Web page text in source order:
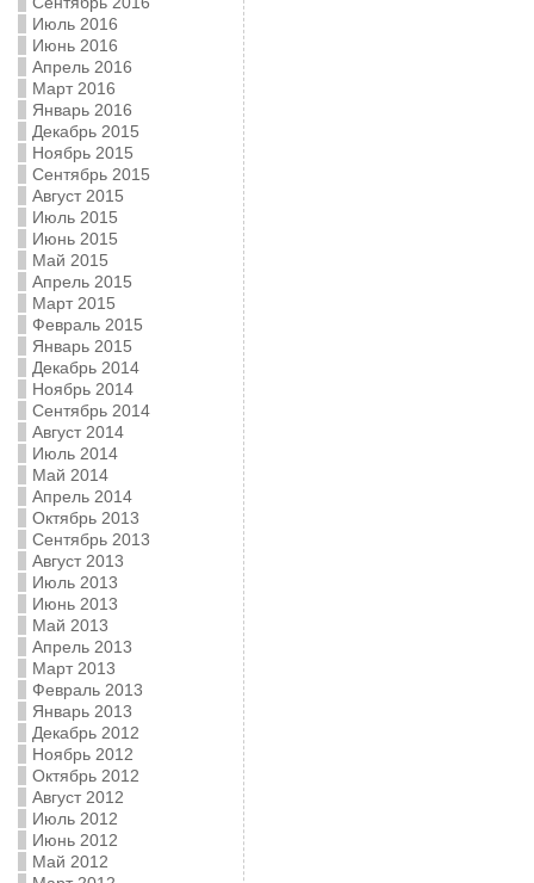
Июль 2016
Июнь 2016
Апрель 2016
Март 2016
Январь 2016
Декабрь 2015
Ноябрь 2015
Сентябрь 2015
Август 2015
Июль 2015
Июнь 2015
Май 2015
Апрель 2015
Март 2015
Февраль 2015
Январь 2015
Декабрь 2014
Ноябрь 2014
Сентябрь 2014
Август 2014
Июль 2014
Май 2014
Апрель 2014
Октябрь 2013
Сентябрь 2013
Август 2013
Июль 2013
Июнь 2013
Май 2013
Апрель 2013
Март 2013
Февраль 2013
Январь 2013
Декабрь 2012
Ноябрь 2012
Октябрь 2012
Август 2012
Июль 2012
Июнь 2012
Май 2012